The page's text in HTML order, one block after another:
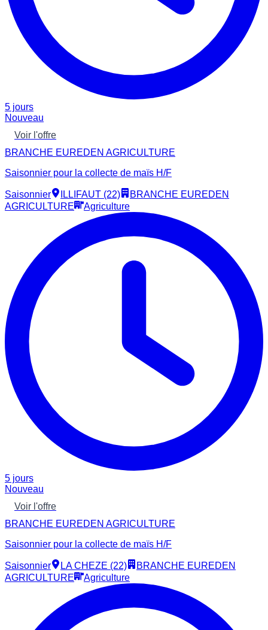
5 jours
Nouveau
Voir l'offre
BRANCHE EUREDEN AGRICULTURE
Saisonnier pour la collecte de maïs H/F
Saisonnier ILLIFAUT (22)
BRANCHE EUREDEN
AGRICULTURE
Agriculture
5 jours
Nouveau
Voir l'offre
BRANCHE EUREDEN AGRICULTURE
Saisonnier pour la collecte de maïs H/F
Saisonnier LA CHEZE (22)
BRANCHE EUREDEN
AGRICULTURE
Agriculture